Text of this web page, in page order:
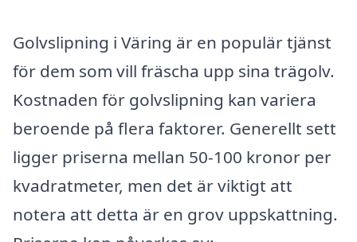
Golvslipning i Väring är en populär tjänst
för dem som vill fräscha upp sina trägolv.
Kostnaden för golvslipning kan variera
beroende på flera faktorer. Generellt sett
ligger priserna mellan 50-100 kronor per
kvadratmeter, men det är viktigt att
notera att detta är en grov uppskattning.